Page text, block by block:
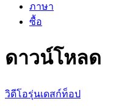
ภาษา
ซื้อ
ดาวน์โหลด
วิดีโอรุ่นเดสก์ท็อป